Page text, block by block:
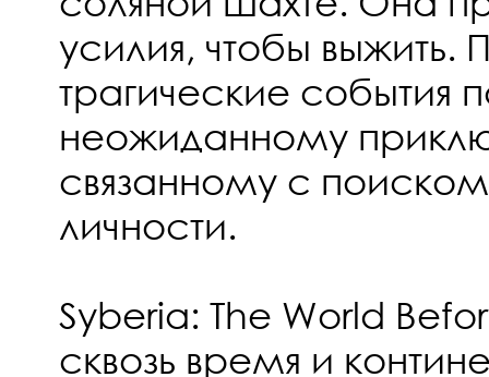
усилия, чтобы выжить.
трагические события
неожиданному
связанному с
личности.
Syberia: The World
сквозь время и